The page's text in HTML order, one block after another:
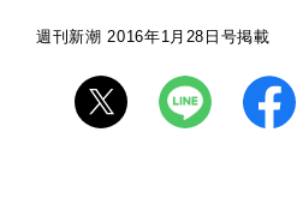
週刊新潮 2016年1月28日号掲載